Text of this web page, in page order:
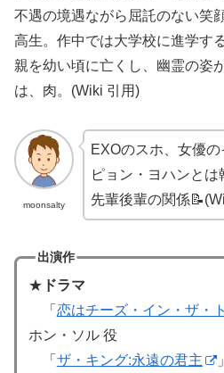
不遇の境遇ながら屈託のない笑
高生。作中では大学校に進学す
親を幼い頃に亡くし、幽霊の姿
は、肉。(Wiki 引用)
moonsalty
EXOのスホ、女優
ピョン・ヨハンと
先輩後輩の関係
出演作
★ ドラマ
「 恋はチーズ・イン・ザ・
ホン・ソル 役
「 ザ・キング:永遠の君主